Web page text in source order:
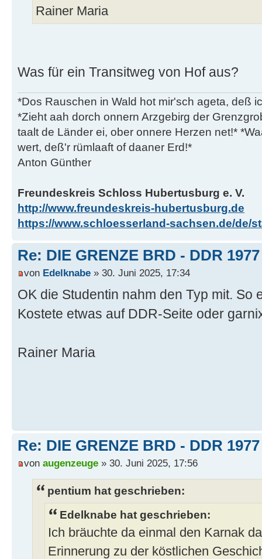
Rainer Maria
Was für ein Transitweg von Hof aus?
*Dos Rauschen in Wald hot mir'sch ageta, deß
*Zieht aah dorch onnern Arzgebirg der
taalt de Länder ei, ober onnere Herzen net!*
wert, deß'r rümlaaft of daaner Erd!*
Anton Günther
Freundeskreis Schloss Hubertusburg e. V.
http://www.freundeskreis-hubertusburg.de
https://www.schloesserland-sachsen.de/de/
Re: DIE GRENZE BRD - DDR
von Edelknabe » 30. Juni 2025, 17:34
OK die Studentin nahm den Typ mit. So
Kostete etwas auf DDR-Seite oder
Rainer Maria
Re: DIE GRENZE BRD - DDR
von augenzeuge » 30. Juni 2025, 17:56
pentium hat geschrieben:
Edelknabe hat geschrieben:
Ich bräuchte da einmal den Karnak
Erinnerung zu der köstlichen